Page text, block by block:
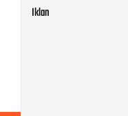
Iklan